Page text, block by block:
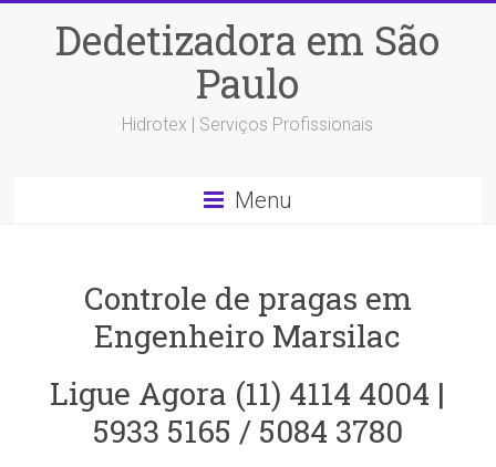
Dedetizadora em São
Paulo
Hidrotex | Serviços Profissionais
Menu
Controle de pragas em
Engenheiro Marsilac
Ligue Agora (11) 4114 4004 |
5933 5165 / 5084 3780